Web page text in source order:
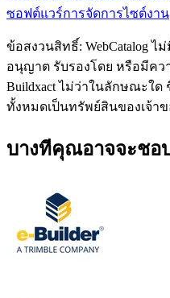
ซอฟต์แวร์การจัดการไซต์งาน
ข้อสงวนสิทธิ์: WebCatalog ไ
อนุญาต รับรองโดย หรือมีคว
Buildxact ไม่ว่าในลักษณะใ
ทั้งหมดเป็นทรัพย์สินของเจ้าข
บางทีคุณอาจจะชอ